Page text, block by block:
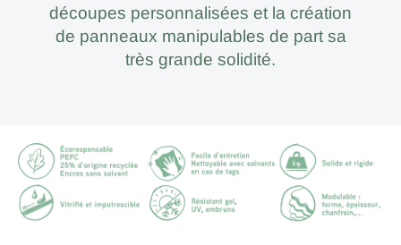
découpes personnalisées et la création
de panneaux manipulables de part sa
très grande solidité.